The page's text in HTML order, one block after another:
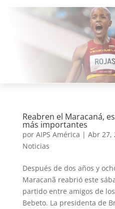
Reabren el Maracaná,
más importantes
por AIPS América | Abr 27,
Noticias
Después de dos años y
Maracanã reabrió este
partido entre amigos de
Bebeto. La presidenta de